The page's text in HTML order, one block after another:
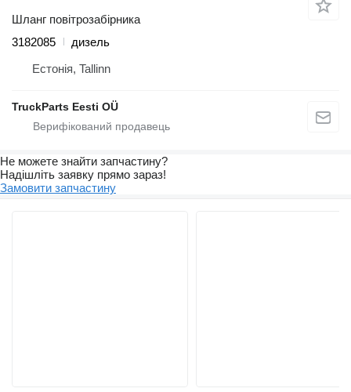
Шланг повітрозабірника
3182085
дизель
Естонія, Tallinn
TruckParts Eesti OÜ
Не можете знайти запчастину?
Надішліть заявку прямо зараз!
Замовити запчастину